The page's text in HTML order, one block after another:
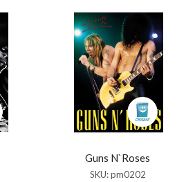
Guns N`Roses
SKU:pm0202